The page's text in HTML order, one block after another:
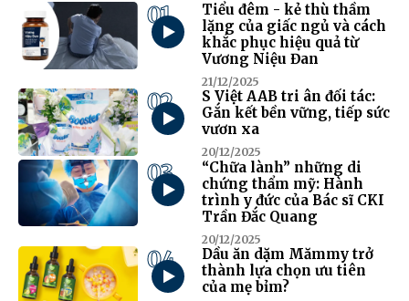
01
Tiểu đêm - kẻ thù thầm
lặng của giấc ngủ và cách
khắc phục hiệu quả từ
Vương Niệu Đan
21/12/2025
02
S Việt AAB tri ân đối tác:
Gắn kết bền vững, tiếp sức
vươn xa
20/12/2025
03
“Chữa lành” những di
chứng thẩm mỹ: Hành
trình y đức của Bác sĩ CKI
Trần Đắc Quang
20/12/2025
04
Dầu ăn dặm Mămmy trở
thành lựa chọn ưu tiên
của mẹ bỉm?